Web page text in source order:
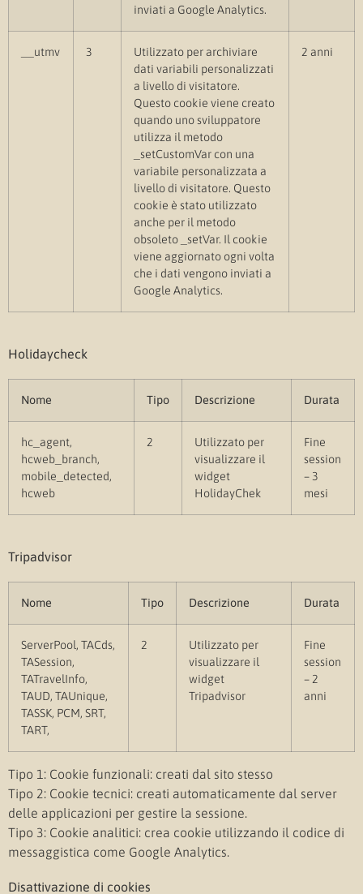
inviati a Google Analytics.
__utmv 3
Utilizzato per archiviare
dati variabili personalizzati
a livello di visitatore.
Questo cookie viene creato
quando uno sviluppatore
utilizza il metodo
_setCustomVar con una
variabile personalizzata a
livello di visitatore. Questo
cookie è stato utilizzato
anche per il metodo
obsoleto _setVar. Il cookie
viene aggiornato ogni volta
che i dati vengono inviati a
Google Analytics.
2 anni
Holidaycheck
Nome Tipo Descrizione Durata
hc_agent,
hcweb_branch,
mobile_detected,
hcweb
2
Utilizzato per
visualizzare il
widget
HolidayChek
Fine
session
– 3
mesi
Tripadvisor
Nome Tipo Descrizione Durata
ServerPool, TACds,
TASession,
TATravelInfo,
TAUD, TAUnique,
TASSK, PCM, SRT,
TART,
2
Utilizzato per
visualizzare il
widget
Tripadvisor
Fine
session
– 2
anni
Tipo 1: Cookie funzionali: creati dal sito stesso
Tipo 2: Cookie tecnici: creati automaticamente dal server
delle applicazioni per gestire la sessione.
Tipo 3: Cookie analitici: crea cookie utilizzando il codice di
messaggistica come Google Analytics.
Disattivazione di cookies